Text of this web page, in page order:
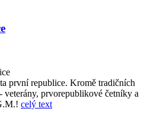
první republice. Kromě tradičních
veterány, prvorepublikové četníky a
celý text